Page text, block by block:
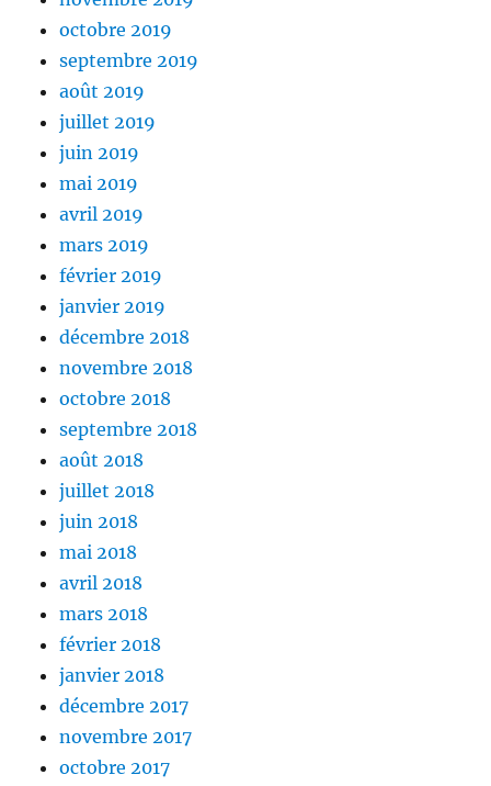
octobre 2019
septembre 2019
août 2019
juillet 2019
juin 2019
mai 2019
avril 2019
mars 2019
février 2019
janvier 2019
décembre 2018
novembre 2018
octobre 2018
septembre 2018
août 2018
juillet 2018
juin 2018
mai 2018
avril 2018
mars 2018
février 2018
janvier 2018
décembre 2017
novembre 2017
octobre 2017